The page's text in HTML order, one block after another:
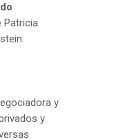
Patricia
y
y